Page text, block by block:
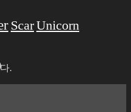
ScarUnicorn
.